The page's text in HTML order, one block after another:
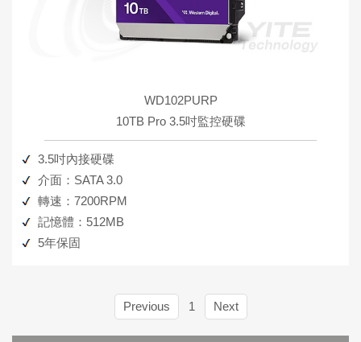
WD102PURP
10TB Pro 3.5吋監控硬碟
3.5吋內接硬碟
介面：SATA 3.0
轉速：7200RPM
記憶體：512MB
5年保固
Previous 1 Next